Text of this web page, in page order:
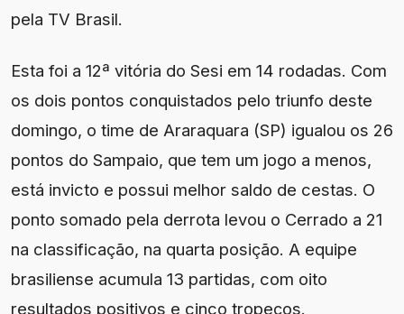
pela TV Brasil.
Esta foi a 12ª vitória do Sesi em 14 rodadas. Com
os dois pontos conquistados pelo triunfo deste
domingo, o time de Araraquara (SP) igualou os 26
pontos do Sampaio, que tem um jogo a menos,
está invicto e possui melhor saldo de cestas. O
ponto somado pela derrota levou o Cerrado a 21
na classificação, na quarta posição. A equipe
brasiliense acumula 13 partidas, com oito
resultados positivos e cinco tropeços.